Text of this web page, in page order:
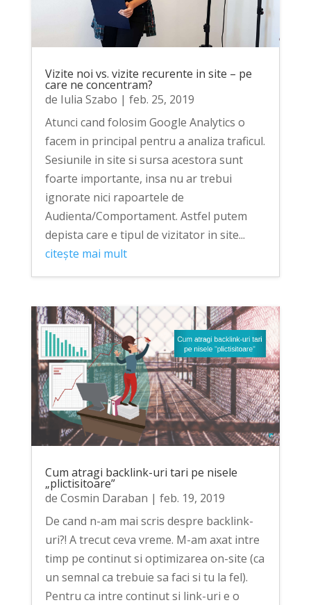
Vizite noi vs. vizite recurente in site – pe
care ne concentram?
de Iulia Szabo | feb. 25, 2019
Atunci cand folosim Google Analytics o
facem in principal pentru a analiza traficul.
Sesiunile in site si sursa acestora sunt
foarte importante, insa nu ar trebui
ignorate nici rapoartele de
Audienta/Comportament. Astfel putem
depista care e tipul de vizitator in site...
citește mai mult
Cum atragi backlink-uri tari pe nisele
„plictisitoare”
de Cosmin Daraban | feb. 19, 2019
De cand n-am mai scris despre backlink-
uri?! A trecut ceva vreme. M-am axat intre
timp pe continut si optimizarea on-site (ca
un semnal ca trebuie sa faci si tu la fel).
Pentru ca intre continut si link-uri e o